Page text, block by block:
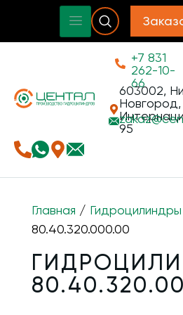
+7 831
262-10-
66
603002,
Новгород,
95
zakaz@
Главная / Гидроцилиндры
80.40.320.000.00